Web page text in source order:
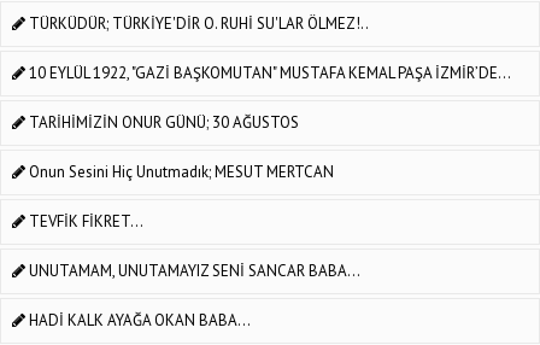
TÜRKÜDÜR; TÜRKİYE'DİR O. RUHİ SU'LAR ÖLMEZ!..
10 EYLÜL 1922, "GAZİ BAŞKOMUTAN" MUSTAFA KEMAL PAŞA İZMİR’DE...
TARİHİMİZİN ONUR GÜNÜ; 30 AĞUSTOS
Onun Sesini Hiç Unutmadık; MESUT MERTCAN
TEVFİK FİKRET...
UNUTAMAM, UNUTAMAYIZ SENİ SANCAR BABA...
HADİ KALK AYAĞA OKAN BABA...